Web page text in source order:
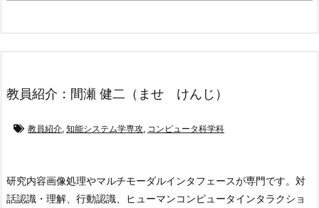
教員紹介：間瀬 健二（ませ けんじ）
教員紹介, 知能システム学専攻, コンピュータ科学科
研究内容画像処理やマルチモーダルインタフェースが専門です。対
話認識・理解、行動認識、ヒューマンコンピュータインタラクショ